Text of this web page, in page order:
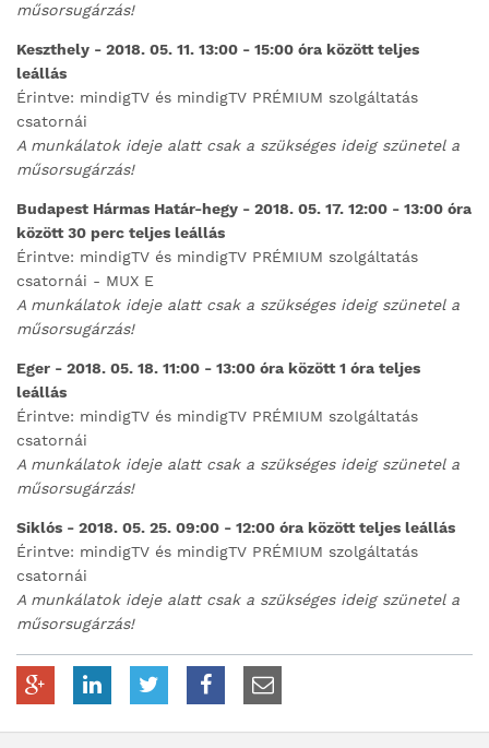
műsorsugárzás!
Keszthely - 2018. 05. 11. 13:00 - 15:00 óra között teljes
leállás
Érintve: mindigTV és mindigTV PRÉMIUM szolgáltatás
csatornái
A munkálatok ideje alatt csak a szükséges ideig szünetel a
műsorsugárzás!
Budapest Hármas Határ-hegy - 2018. 05. 17. 12:00 - 13:00 óra
között 30 perc teljes leállás
Érintve: mindigTV és mindigTV PRÉMIUM szolgáltatás
csatornái - MUX E
A munkálatok ideje alatt csak a szükséges ideig szünetel a
műsorsugárzás!
Eger - 2018. 05. 18. 11:00 - 13:00 óra között 1 óra teljes
leállás
Érintve: mindigTV és mindigTV PRÉMIUM szolgáltatás
csatornái
A munkálatok ideje alatt csak a szükséges ideig szünetel a
műsorsugárzás!
Siklós - 2018. 05. 25. 09:00 - 12:00 óra között teljes leállás
Érintve: mindigTV és mindigTV PRÉMIUM szolgáltatás
csatornái
A munkálatok ideje alatt csak a szükséges ideig szünetel a
műsorsugárzás!